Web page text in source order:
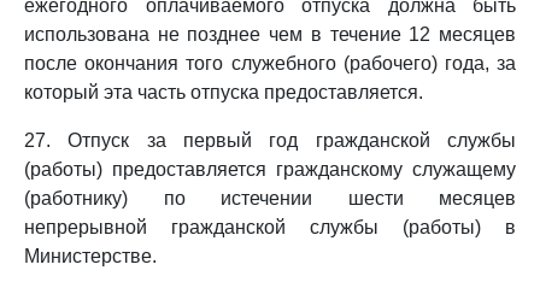
ежегодного оплачиваемого отпуска должна быть
использована не позднее чем в течение 12 месяцев
после окончания того служебного (рабочего) года, за
который эта часть отпуска предоставляется.
27. Отпуск за первый год гражданской службы
(работы) предоставляется гражданскому служащему
(работнику) по истечении шести месяцев
непрерывной гражданской службы (работы) в
Министерстве.